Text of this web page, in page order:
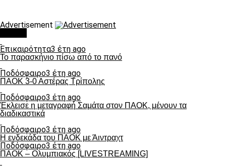
Advertisement
Επικαιρότητα3 έτη ago
Το παρασκήνιο πίσω από το πανό
Ποδόσφαιρο3 έτη ago
ΠΑΟΚ 3-0 Αστέρας Τρίπολης
Ποδόσφαιρο3 έτη ago
Έκλεισε η μεταγραφή Σαμάτα στον ΠΑΟΚ, μένουν τα
διαδικαστικά
Ποδόσφαιρο3 έτη ago
Η ενδεκάδα του ΠΑΟΚ με Άιντραχτ
Ποδόσφαιρο3 έτη ago
ΠΑΟΚ – Ολυμπιακός [LIVESTREAMING]